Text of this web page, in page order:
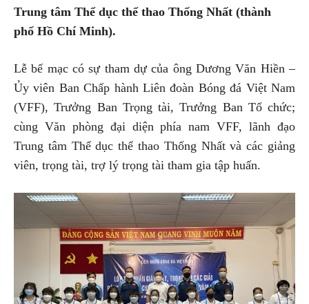
Trung tâm Thể dục thể thao Thống Nhất (thành
phố Hồ Chí Minh).
Lễ bế mạc có sự tham dự của ông Dương Văn Hiền –
Ủy viên Ban Chấp hành Liên đoàn Bóng đá Việt Nam
(VFF), Trưởng Ban Trọng tài, Trưởng Ban Tổ chức;
cùng Văn phòng đại diện phía nam VFF, lãnh đạo
Trung tâm Thể dục thể thao Thống Nhất và các giảng
viên, trọng tài, trợ lý trọng tài tham gia tập huấn.